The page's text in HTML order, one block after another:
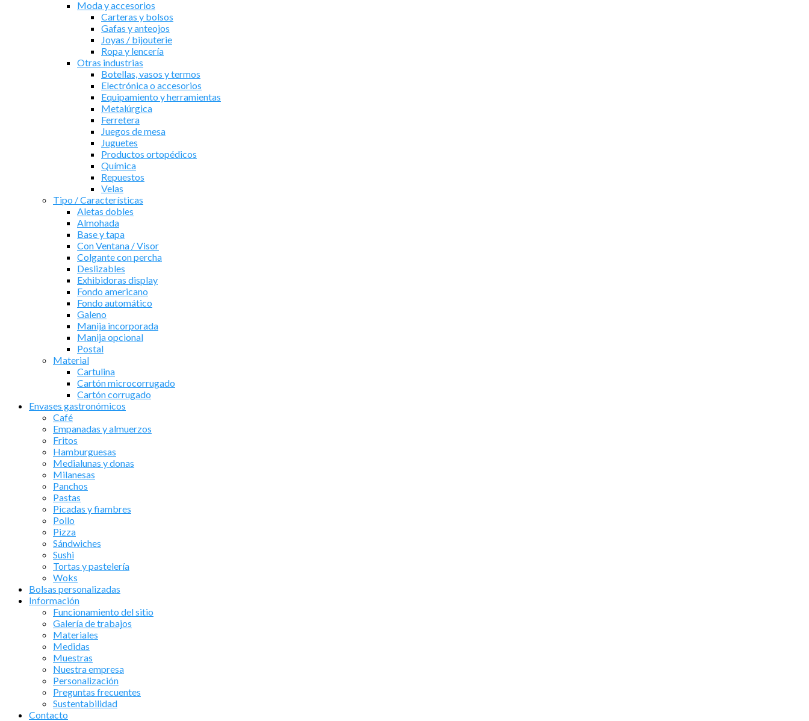
Moda y accesorios
Carteras y bolsos
Gafas y anteojos
Joyas / bijouterie
Ropa y lencería
Otras industrias
Botellas, vasos y termos
Electrónica o accesorios
Equipamiento y herramientas
Metalúrgica
Ferretera
Juegos de mesa
Juguetes
Productos ortopédicos
Química
Repuestos
Velas
Tipo / Características
Aletas dobles
Almohada
Base y tapa
Con Ventana / Visor
Colgante con percha
Deslizables
Exhibidoras display
Fondo americano
Fondo automático
Galeno
Manija incorporada
Manija opcional
Postal
Material
Cartulina
Cartón microcorrugado
Cartón corrugado
Envases gastronómicos
Café
Empanadas y almuerzos
Fritos
Hamburguesas
Medialunas y donas
Milanesas
Panchos
Pastas
Picadas y fiambres
Pollo
Pizza
Sándwiches
Sushi
Tortas y pastelería
Woks
Bolsas personalizadas
Información
Funcionamiento del sitio
Galería de trabajos
Materiales
Medidas
Muestras
Nuestra empresa
Personalización
Preguntas frecuentes
Sustentabilidad
Contacto